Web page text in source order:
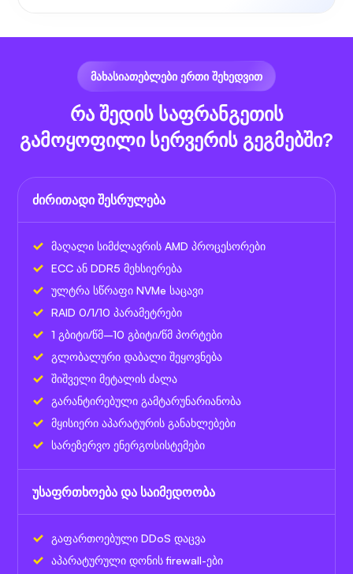
ᲛᲐᲮᲐᲡᲘᲐᲗᲔᲑᲚᲔᲑᲘ ᲔᲠᲗᲘ ᲨᲔᲮᲔᲓᲕᲘᲗ
რა შედის საფრანგეთის
გამოყოფილი სერვერის გეგმებში?
ძირითადი შესრულება
მაღალი სიმძლავრის AMD პროცესორები
ECC ან DDR5 მეხსიერება
ულტრა სწრაფი NVMe საცავი
RAID 0/1/10 პარამეტრები
1 გბიტი/წმ–10 გბიტი/წმ პორტები
გლობალური დაბალი შეყოვნება
შიშველი მეტალის ძალა
გარანტირებული გამტარუნარიანობა
მყისიერი აპარატურის განახლებები
სარეზერვო ენერგოსისტემები
უსაფრთხოება და საიმედოობა
გაფართოებული DDoS დაცვა
აპარატურული დონის firewall-ები